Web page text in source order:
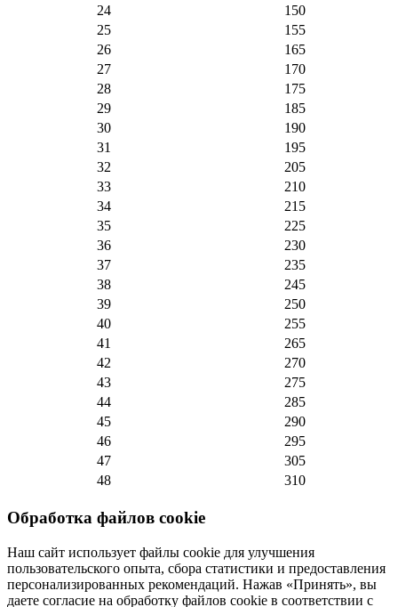
24
150
25
155
26
165
27
170
28
175
29
185
30
190
31
195
32
205
33
210
34
215
35
225
36
230
37
235
38
245
39
250
40
255
41
265
42
270
43
275
44
285
45
290
46
295
47
305
48
310
Обработка файлов cookie
Наш сайт использует файлы cookie для улучшения
пользовательского опыта, сбора статистики и предоставления
персонализированных рекомендаций. Нажав «Принять», вы
даете согласие на обработку файлов cookie в соответствии с